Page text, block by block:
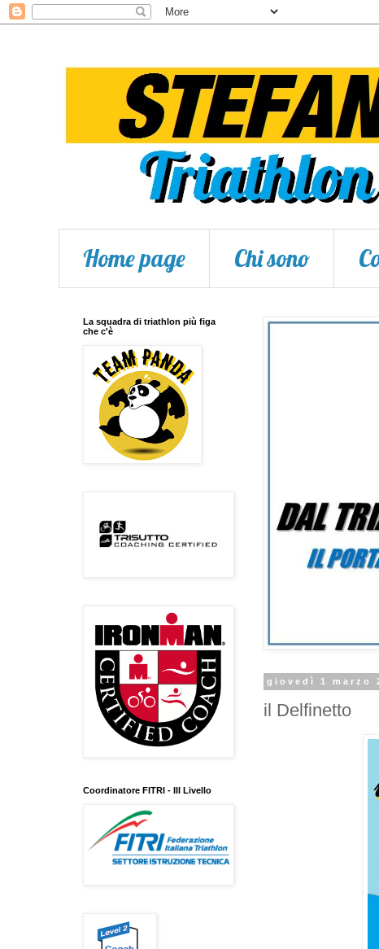
Home page Chi sono
giovedì 1 marzo
il Delfinetto
La squadra di triathlon più figa
che c'è
Coordinatore FITRI - III Livello